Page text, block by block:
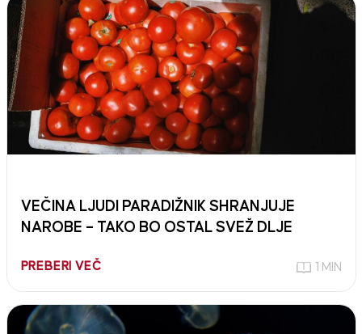
VEČINA LJUDI PARADIŽNIK SHRANJUJE
NAROBE – TAKO BO OSTAL SVEŽ DLJE
PREBERI VEČ 1 MIN